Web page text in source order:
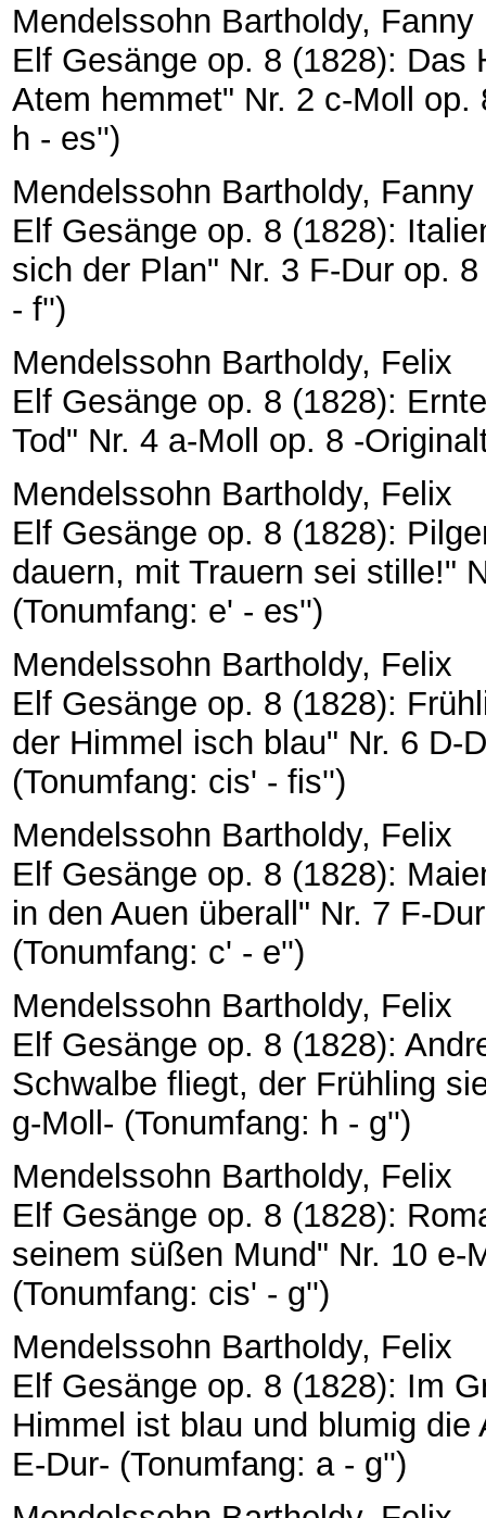
Mendelssohn Bartholdy, Fanny
Elf Gesänge op. 8 (1828):
Atem hemmet" Nr. 2 c-Moll
h - es'')
Mendelssohn Bartholdy, Fanny
Elf Gesänge op. 8 (1828):
sich der Plan" Nr. 3 F-Dur op.
- f'')
Mendelssohn Bartholdy, Felix
Elf Gesänge op. 8 (1828):
Tod" Nr. 4 a-Moll op. 8 -
Mendelssohn Bartholdy, Felix
Elf Gesänge op. 8 (1828):
dauern, mit Trauern sei stille!"
(Tonumfang: e' - es'')
Mendelssohn Bartholdy, Felix
Elf Gesänge op. 8 (1828):
der Himmel isch blau" Nr. 6 D-
(Tonumfang: cis' - fis'')
Mendelssohn Bartholdy, Felix
Elf Gesänge op. 8 (1828):
in den Auen überall" Nr. 7 F-
(Tonumfang: c' - e'')
Mendelssohn Bartholdy, Felix
Elf Gesänge op. 8 (1828):
Schwalbe fliegt, der Frühling
g-Moll- (Tonumfang: h - g'')
Mendelssohn Bartholdy, Felix
Elf Gesänge op. 8 (1828):
seinem süßen Mund" Nr. 10 e-
(Tonumfang: cis' - g'')
Mendelssohn Bartholdy, Felix
Elf Gesänge op. 8 (1828): Im
Himmel ist blau und blumig die
E-Dur- (Tonumfang: a - g'')